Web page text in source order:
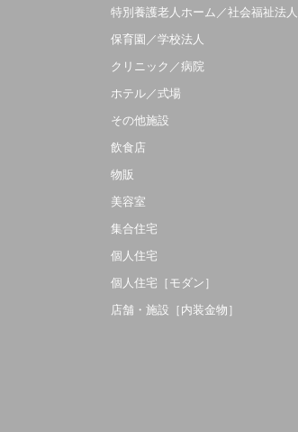
特別養護老人ホーム／社会福祉法人
保育園／学校法人
クリニック／病院
ホテル／式場
その他施設
飲食店
物販
美容室
集合住宅
個人住宅
個人住宅［モダン］
店舗・施設［内装金物］